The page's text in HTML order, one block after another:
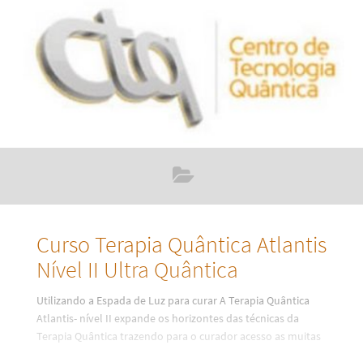
Curso Terapia Quântica Atlantis
Nível II Ultra Quântica
Utilizando a Espada de Luz para curar A Terapia Quântica
Atlantis- nível II expande os horizontes das técnicas da
Terapia Quântica trazendo para o curador acesso as muitas